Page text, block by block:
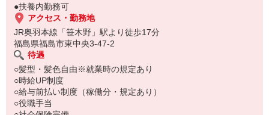
マニュアルも用意していますので飲食店が初めての方でも大丈夫！
もちろん先輩クルーがしっかり教えてくれるので安心してくださ
い。
●扶養内勤務可
アクセス・勤務地
JR奥羽本線「笹木野」駅より徒歩17分
福島県福島市東中央3-47-2
待遇
○髪型・髪色自由※就業時の規定あり
○時給UP制度
○給与前払い制度（稼働分・規定あり）
○役職手当